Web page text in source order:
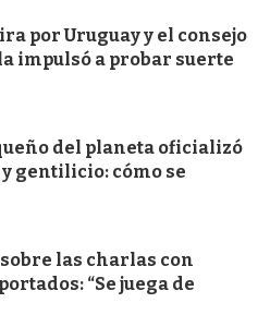
por Uruguay y el consejo
impulsó a probar suerte
del planeta oficializó
gentilicio: cómo se
las charlas con
“Se juega de